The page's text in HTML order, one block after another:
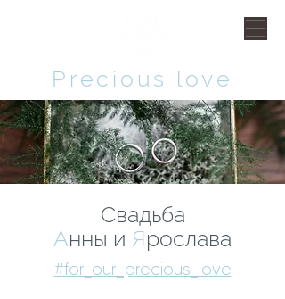
Рrecious love
Свадьба
Анны и Ярослава
#for_our_precious_love